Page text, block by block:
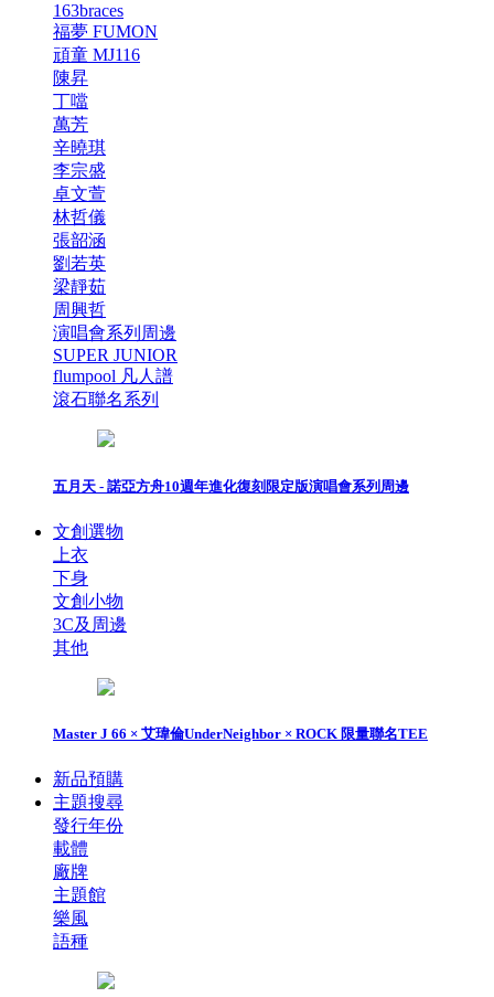
163braces
福夢 FUMON
頑童 MJ116
陳昇
丁噹
萬芳
辛曉琪
李宗盛
卓文萱
林哲儀
張韶涵
劉若英
梁靜茹
周興哲
演唱會系列周邊
SUPER JUNIOR
flumpool 凡人譜
滾石聯名系列
五月天 - 諾亞方舟10週年進化復刻限定版演唱會系列周邊
文創選物
上衣
下身
文創小物
3C及周邊
其他
Master J 66 × 艾瑋倫UnderNeighbor × ROCK 限量聯名TEE
新品預購
主題搜尋
發行年份
載體
廠牌
主題館
樂風
語種